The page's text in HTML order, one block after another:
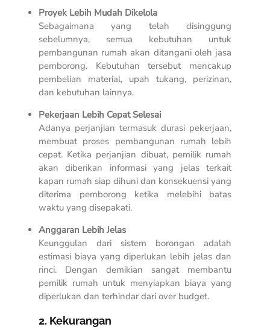
Proyek Lebih Mudah Dikelola
Sebagaimana yang telah disinggung
sebelumnya, semua kebutuhan untuk
pembangunan rumah akan ditangani oleh jasa
pemborong. Kebutuhan tersebut mencakup
pembelian material, upah tukang, perizinan,
dan kebutuhan lainnya.
Pekerjaan Lebih Cepat Selesai
Adanya perjanjian termasuk durasi pekerjaan,
membuat proses pembangunan rumah lebih
cepat. Ketika perjanjian dibuat, pemilik rumah
akan diberikan informasi yang jelas terkait
kapan rumah siap dihuni dan konsekuensi yang
diterima pemborong ketika melebihi batas
waktu yang disepakati.
Anggaran Lebih Jelas
Keunggulan dari sistem borongan adalah
estimasi biaya yang diperlukan lebih jelas dan
rinci. Dengan demikian sangat membantu
pemilik rumah untuk menyiapkan biaya yang
diperlukan dan terhindar dari over budget.
2. Kekurangan